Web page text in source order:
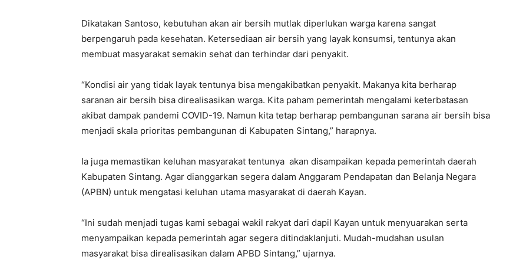
Dikatakan Santoso, kebutuhan akan air bersih mutlak diperlukan warga karena sangat
berpengaruh pada kesehatan. Ketersediaan air bersih yang layak konsumsi, tentunya akan
membuat masyarakat semakin sehat dan terhindar dari penyakit.
“Kondisi air yang tidak layak tentunya bisa mengakibatkan penyakit. Makanya kita berharap
saranan air bersih bisa direalisasikan warga. Kita paham pemerintah mengalami keterbatasan
akibat dampak pandemi COVID-19. Namun kita tetap berharap pembangunan sarana air bersih bisa
menjadi skala prioritas pembangunan di Kabupaten Sintang,” harapnya.
Ia juga memastikan keluhan masyarakat tentunya akan disampaikan kepada pemerintah daerah
Kabupaten Sintang. Agar dianggarkan segera dalam Anggaram Pendapatan dan Belanja Negara
(APBN) untuk mengatasi keluhan utama masyarakat di daerah Kayan.
“Ini sudah menjadi tugas kami sebagai wakil rakyat dari dapil Kayan untuk menyuarakan serta
menyampaikan kepada pemerintah agar segera ditindaklanjuti. Mudah-mudahan usulan
masyarakat bisa direalisasikan dalam APBD Sintang,” ujarnya.